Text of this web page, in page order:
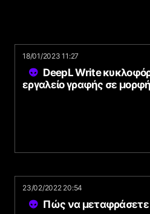
18/01/2023 11:27
DeepL Write
εργαλείο γραφής σε
23/02/2022 20:54
Πώς να μεταφράσετε